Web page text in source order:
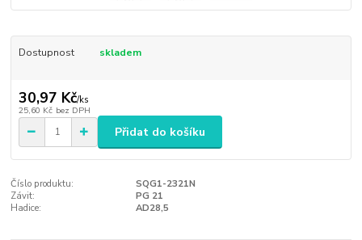
Dostupnost skladem
30,97 Kč/ks
25,60 Kč bez DPH
Přidat do košíku
Číslo produktu:
SQG1-2321N
Závit:
PG 21
Hadice:
AD28,5